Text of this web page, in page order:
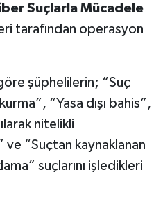
Suçlarla Mücadele
tarafından operasyon
şüphelilerin; “Suç
“Yasa dışı bahis”,
nitelikli
ve “Suçtan kaynaklanan
suçlarını işledikleri